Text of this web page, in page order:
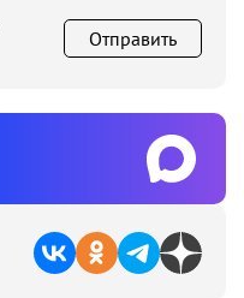
Отправить